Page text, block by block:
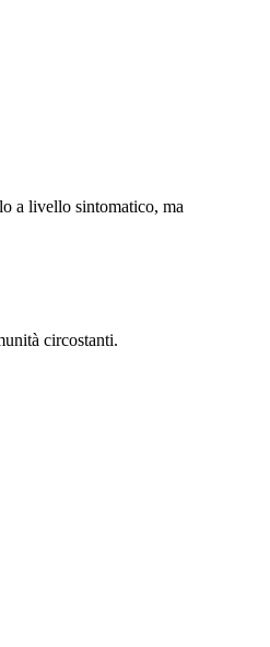
a livello sintomatico, ma
circostanti.